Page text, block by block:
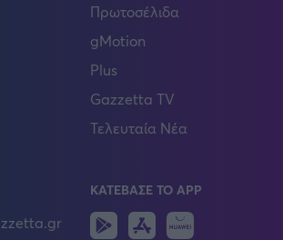
Πρωτοσέλιδα
gMotion
Plus
Gazzetta TV
Τελευταία Νέα
ΚΑΤΕΒΑΣΕ ΤΟ APP
Android
IOS